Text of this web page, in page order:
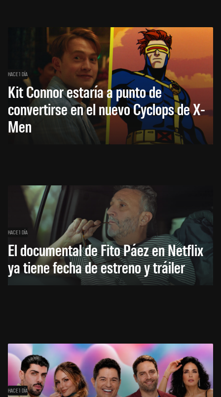
HACE 1 DÍA
Kit Connor estaría a punto de
convertirse en el nuevo Cyclops de X-
Men
HACE 1 DÍA
El documental de Fito Páez en Netflix
ya tiene fecha de estreno y tráiler
HACE 1 DÍA